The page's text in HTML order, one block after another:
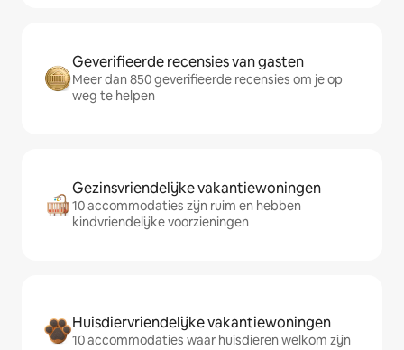
Geverifieerde recensies van gasten
Meer dan 850 geverifieerde recensies om je op
weg te helpen
Gezinsvriendelijke vakantiewoningen
10 accommodaties zijn ruim en hebben
kindvriendelijke voorzieningen
Huisdiervriendelijke vakantiewoningen
10 accommodaties waar huisdieren welkom zijn